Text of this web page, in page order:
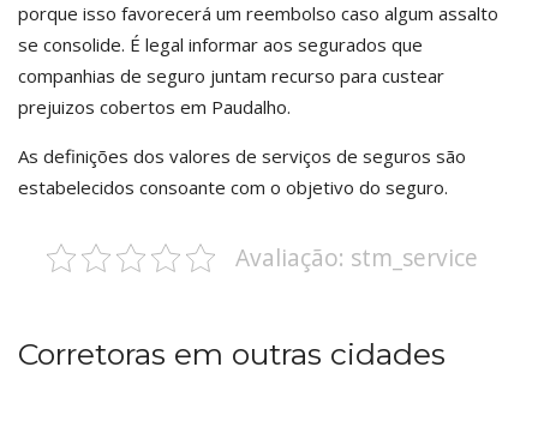
porque isso favorecerá um reembolso caso algum assalto
se consolide. É legal informar aos segurados que
companhias de seguro juntam recurso para custear
prejuizos cobertos em Paudalho.
As definições dos valores de serviços de seguros são
estabelecidos consoante com o objetivo do seguro.
Avaliação: stm_service
Corretoras em outras cidades